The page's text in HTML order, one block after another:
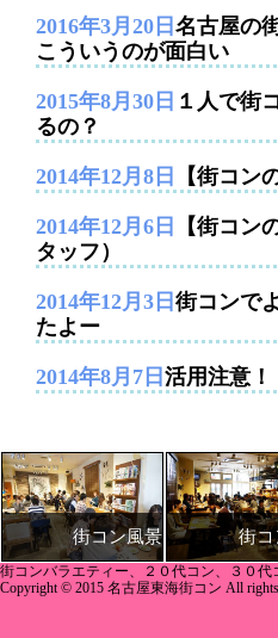
2016年3月20日 名古屋の
こういうのが面白い
2015年8月30日 １人で街
るの？
2014年12月8日 【街コン
2014年12月6日
【街コン
タッフ）
2014年12月3日 街コンで
たよー
2014年8月7日 活用注意
街コン風景 街コ
街コンバラエティー、２０代コン、３０
Copyright © 2015 名古屋東海街コン All rights